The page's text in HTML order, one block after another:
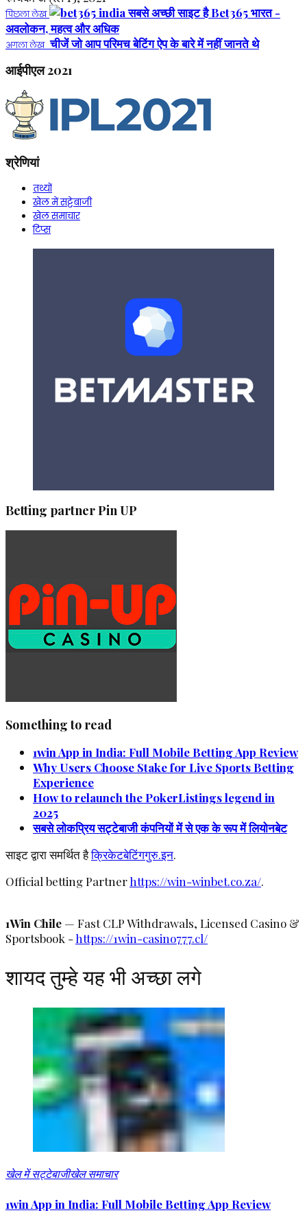
पिछला लेख
Bet365 भारत -
अवलोकन, महत्व और अधिक
अगला लेख चीजें जो आप परिमच बेटिंग ऐप के बारे में नहीं जानते थे
आईपीएल 2021
श्रेणियां
तथ्यों
खेल में सट्टेबाजी
खेल समाचार
टिप्स
Betting partner Pin UP
Something to read
1win App in India: Full Mobile Betting App Review
Why Users Choose Stake for Live Sports Betting
Experience
How to relaunch the PokerListings legend in
2025
सबसे लोकप्रिय सट्टेबाजी कंपनियों में से एक के रूप में लियोनबेट
साइट द्वारा समर्थित हैक्रिकेटबेटिंगगुरु.इन.
Official betting Partnerhttps://win-winbet.co.za/.
1Win Chile — Fast CLP Withdrawals, Licensed Casino &
Sportsbook -https://1win-casino777.cl/
शायद तुम्हे यह भी अच्छा लगे
खेल में सट्टेबाजीखेल समाचार
1win App in India: Full Mobile Betting App Review